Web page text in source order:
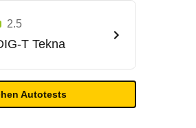
2.5
T Tekna
Autotests